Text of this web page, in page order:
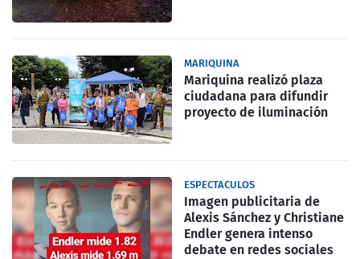
MARIQUINA
Mariquina realizó plaza
ciudadana para difundir
proyecto de iluminación
ESPECTACULOS
Imagen publicitaria de
Alexis Sánchez y Christiane
Endler genera intenso
debate en redes sociales